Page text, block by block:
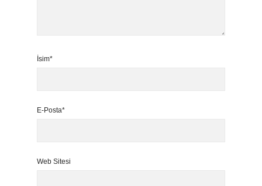
İsim*
E-Posta*
Web Sitesi